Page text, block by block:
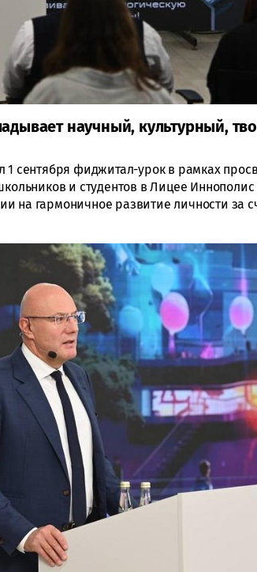
научный, культурный,
1 сентября фиджитал-урок в рамках
и студентов в Лицее Иннополис
на гармоничное развитие личности за